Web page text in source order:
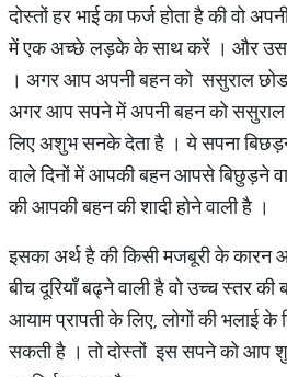
दोस्तों हर भाई का फर्ज होता है की वो
में एक अच्छे लड़के के साथ करें । और
। अगर आप अपनी बहन को ससुराल
अगर आप सपने में अपनी बहन को
लिए अशुभ सनके देता है । ये सपना
वाले दिनों में आपकी बहन आपसे बिछुड़ने
की आपकी बहन की शादी होने वाली है ।
इसका अर्थ है की किसी मजबूरी के
बीच दूरियाँ बढ्ने वाली है वो उच्च स्तर
आयाम प्रापती के लिए, लोगों की भलाई के
सकती है । तो दोस्तों इस सपने को आप